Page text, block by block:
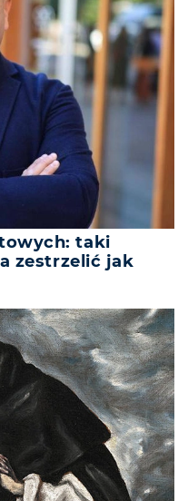
taki
zestrzelić jak